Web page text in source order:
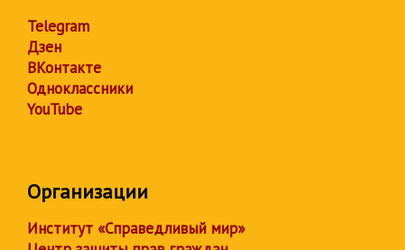
Telegram
Дзен
ВКонтакте
Одноклассники
YouTube
Организации
Институт «Справедливый мир»